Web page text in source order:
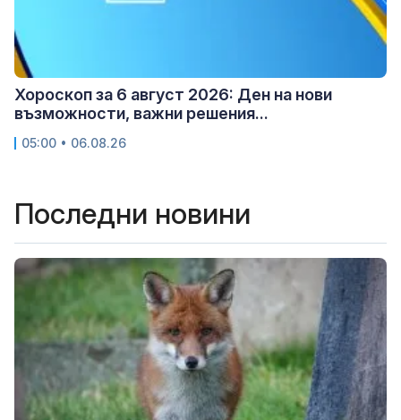
Хороскоп за 6 август 2026: Ден на нови
възможности, важни решения...
05:00 • 06.08.26
Последни новини